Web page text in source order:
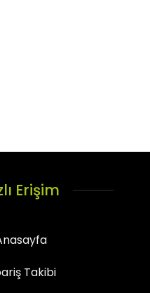
Erişim
Takibi